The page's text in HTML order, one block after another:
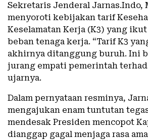
Sekretaris Jenderal Jarnas.Indo,
menyoroti kebijakan tarif
Keselamatan Kerja (K3) yang
beban tenaga kerja. “Tarif K3
akhirnya ditanggung buruh. Ini
jurang empati pemerintah
ujarnya.
Dalam pernyataan resminya,
mengajukan enam tuntutan
mendesak Presiden mencopot
dianggap gagal menjaga rasa